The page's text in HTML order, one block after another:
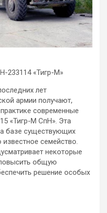
233114 «Тигр-М»
лет
армии получают,
современные
«Тигр-М СпН». Эта
базе существующих
семейство.
некоторые
общую
решение особых